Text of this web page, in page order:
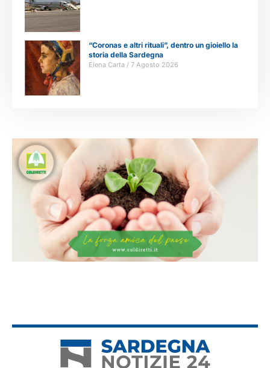
“Coronas e altri rituali”, dentro un gioiello la
storia della Sardegna
Elena Carta 7 Agosto 2026